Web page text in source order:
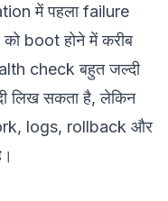
में पहला failure
boot होने में करीब
check बहुत जल्दी
लिख सकता है, लेकिन
logs, rollback और